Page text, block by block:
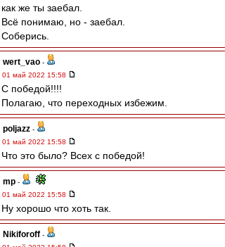
как же ты заебал.
Всё понимаю, но - заебал.
Соберись.
wert_vao -
01 май 2022 15:58
С победой!!!!
Полагаю, что переходных избежим.
poljazz -
01 май 2022 15:58
Что это было? Всех с победой!
mp -
01 май 2022 15:58
Ну хорошо что хоть так.
Nikiforoff -